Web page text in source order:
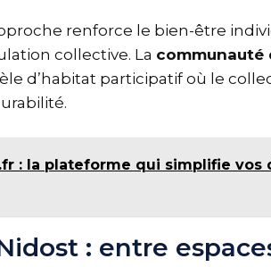
renforce le bien-être
collective. La communauté
d’habitat participatif où le
: la plateforme qui simplifie vos
: entre